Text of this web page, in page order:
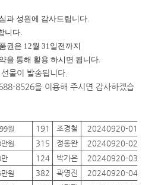
과 성원에 감사드립니다.
니다.
권은 12월 31일전까지
을 통해 활용 하시면 됩니다.
물이 발송됩니다.
8526을 이용해 주시면 감사하겠습
원 191 조경철 20240920-01
원 315 정동완 20240920-02
124 박가은 20240920-03
원 382 곽영진 20240920-04